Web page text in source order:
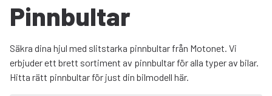
Pinnbultar
Säkra dina hjul med slitstarka pinnbultar från Motonet. Vi
erbjuder ett brett sortiment av pinnbultar för alla typer av bilar.
Hitta rätt pinnbultar för just din bilmodell här.